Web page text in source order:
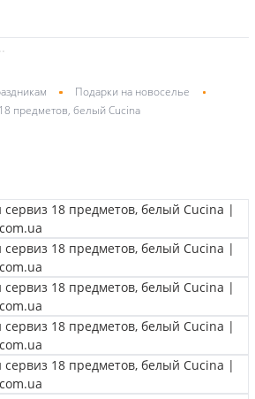
Подарки на новоселье
предметов, белый Cucina